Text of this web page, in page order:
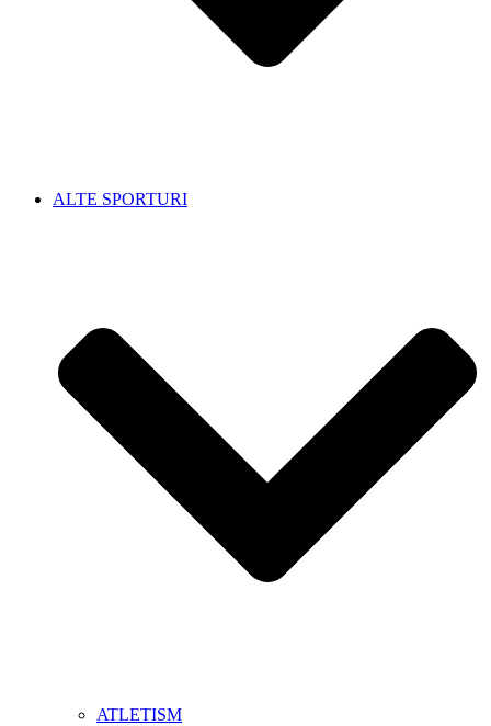
ALTE SPORTURI
ATLETISM